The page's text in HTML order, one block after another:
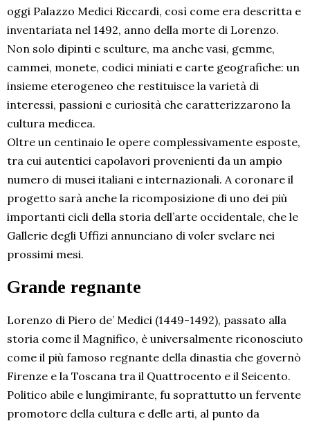
oggi Palazzo Medici Riccardi, così come era descritta e
inventariata nel 1492, anno della morte di Lorenzo.
Non solo dipinti e sculture, ma anche vasi, gemme,
cammei, monete, codici miniati e carte geografiche: un
insieme eterogeneo che restituisce la varietà di
interessi, passioni e curiosità che caratterizzarono la
cultura medicea.
Oltre un centinaio le opere complessivamente esposte,
tra cui autentici capolavori provenienti da un ampio
numero di musei italiani e internazionali. A coronare il
progetto sarà anche la ricomposizione di uno dei più
importanti cicli della storia dell’arte occidentale, che le
Gallerie degli Uffizi annunciano di voler svelare nei
prossimi mesi.
Grande regnante
Lorenzo di Piero de’ Medici (1449-1492), passato alla
storia come il Magnifico, è universalmente riconosciuto
come il più famoso regnante della dinastia che governò
Firenze e la Toscana tra il Quattrocento e il Seicento.
Politico abile e lungimirante, fu soprattutto un fervente
promotore della cultura e delle arti, al punto da